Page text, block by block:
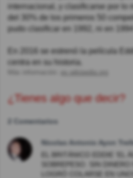
internacional, y clasificarse por lo
del 30% de los primeros 50
pudo clasificar en 1992, ni en 1994
En 2016 se estrenó la película
centra en su historia.
¿Tienes algo que decir?
2 Comentarios
Nicolas Antonio Ayon
EL BRITÁNICO EDDIE 'EL
SOBREPESO. SIN DINERO
LOGRÓ COLARSE EN